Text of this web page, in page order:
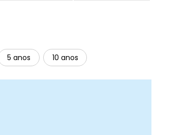
5 anos 10 anos